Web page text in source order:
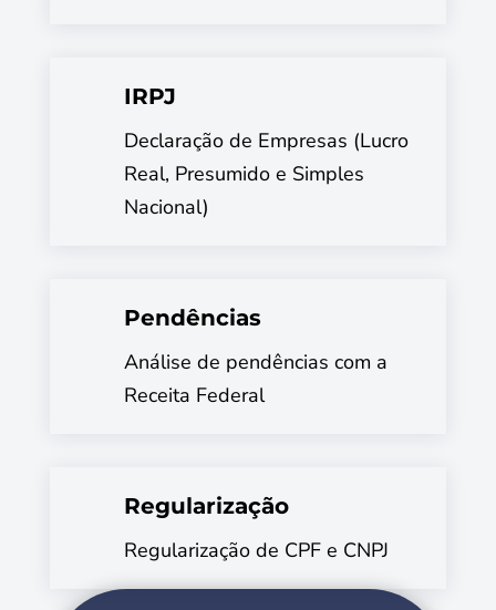
IRPJ
Declaração de Empresas (Lucro
Real, Presumido e Simples
Nacional)
Pendências
Análise de pendências com a
Receita Federal
Regularização
Regularização de CPF e CNPJ